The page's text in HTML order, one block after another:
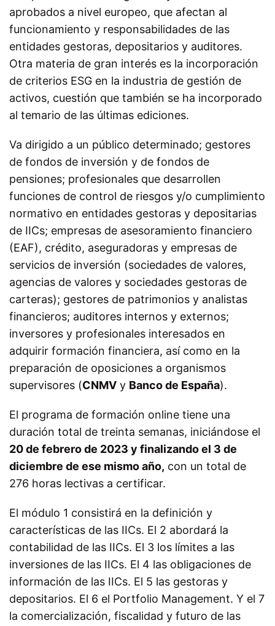
aprobados a nivel europeo, que afectan al
funcionamiento y responsabilidades de las
entidades gestoras, depositarios y auditores.
Otra materia de gran interés es la incorporación
de criterios ESG en la industria de gestión de
activos, cuestión que también se ha incorporado
al temario de las últimas ediciones.
Va dirigido a un público determinado; gestores
de fondos de inversión y de fondos de
pensiones; profesionales que desarrollen
funciones de control de riesgos y/o cumplimiento
normativo en entidades gestoras y depositarias
de IICs; empresas de asesoramiento financiero
(EAF), crédito, aseguradoras y empresas de
servicios de inversión (sociedades de valores,
agencias de valores y sociedades gestoras de
carteras); gestores de patrimonios y analistas
financieros; auditores internos y externos;
inversores y profesionales interesados en
adquirir formación financiera, así como en la
preparación de oposiciones a organismos
supervisores (CNMV y Banco de España).
El programa de formación online tiene una
duración total de treinta semanas, iniciándose el
20 de febrero de 2023 y finalizando el 3 de
diciembre de ese mismo año, con un total de
276 horas lectivas a certificar.
El módulo 1 consistirá en la definición y
características de las IICs. El 2 abordará la
contabilidad de las IICs. El 3 los límites a las
inversiones de las IICs. El 4 las obligaciones de
información de las IICs. El 5 las gestoras y
depositarios. El 6 el Portfolio Management. Y el 7
la comercialización, fiscalidad y futuro de las